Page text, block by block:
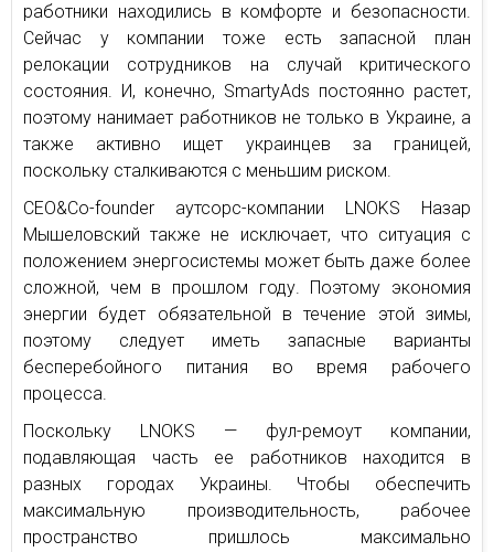
работники находились в комфорте и безопасности.
Сейчас у компании тоже есть запасной план
релокации сотрудников на случай критического
состояния. И, конечно, SmartyAds постоянно растет,
поэтому нанимает работников не только в Украине, а
также активно ищет украинцев за границей,
поскольку сталкиваются с меньшим риском.
CEO&Co-founder аутсорс-компании LNOKS Назар
Мышеловский также не исключает, что ситуация с
положением энергосистемы может быть даже более
сложной, чем в прошлом году. Поэтому экономия
энергии будет обязательной в течение этой зимы,
поэтому следует иметь запасные варианты
бесперебойного питания во время рабочего
процесса.
Поскольку LNOKS — фул-ремоут компании,
подавляющая часть ее работников находится в
разных городах Украины. Чтобы обеспечить
максимальную производительность, рабочее
пространство пришлось максимально